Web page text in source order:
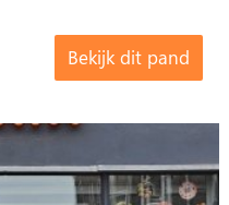
Bekijk dit pand